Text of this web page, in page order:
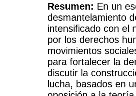
Resumen: En un
desmantelamiento
intensificado con el
por los derechos
movimientos
para fortalecer la
discutir la
lucha, basados en